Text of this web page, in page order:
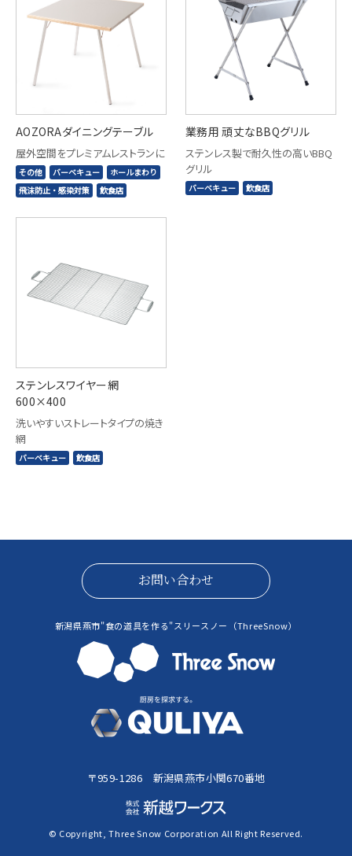
AOZORAダイニングテーブル
屋外空間をプレミアムレストランに
その他 バーベキュー
ホールまわり
飛沫防止・感染対策
飲食店
業務用 頑丈なBBQグリル
ステンレス製で耐久性の高いBBQ
グリル
バーベキュー 飲食店
ステンレスワイヤー網
600×400
洗いやすいストレートタイプの焼き
網
バーベキュー 飲食店
新潟県燕市"食の道具を作る"スリースノー（ThreeSnow）
お問い合わせ
〒959-1286 新潟県燕市小関670番地
© Copyright, Three Snow Corporation All Right Reserved.